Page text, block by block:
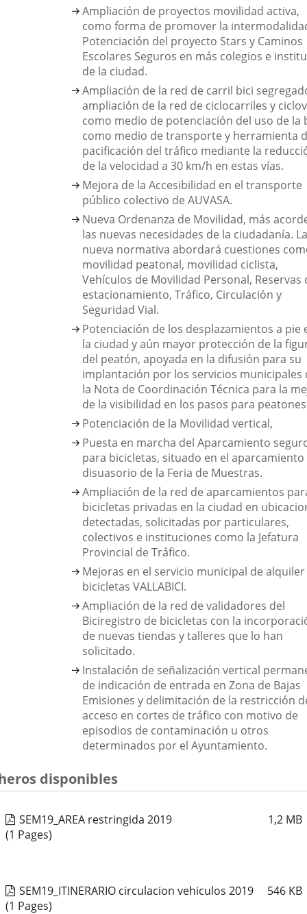
Ampliación de proyectos movilidad activa,
como forma de promover la
Potenciación del proyecto Stars y Caminos
Escolares Seguros en más colegios e
de la ciudad.
Ampliación de la red de carril bici
ampliación de la red de ciclocarriles y
como medio de potenciación del uso de la
como medio de transporte y herramienta
pacificación del tráfico mediante la
de la velocidad a 30 km/h en estas vías.
Mejora de la Accesibilidad en el transporte
público colectivo de AUVASA.
Nueva Ordenanza de Movilidad, más
las nuevas necesidades de la ciudadanía. La
nueva normativa abordará cuestiones
movilidad peatonal, movilidad ciclista,
Vehículos de Movilidad Personal, Reservas
estacionamiento, Tráfico, Circulación y
Seguridad Vial.
Potenciación de los desplazamientos a pie
la ciudad y aún mayor protección de la
del peatón, apoyada en la difusión para su
implantación por los servicios municipales
la Nota de Coordinación Técnica para la
de la visibilidad en los pasos para
Potenciación de la Movilidad vertical,
Puesta en marcha del Aparcamiento
para bicicletas, situado en el aparcamiento
disuasorio de la Feria de Muestras.
Ampliación de la red de aparcamientos
bicicletas privadas en la ciudad en
detectadas, solicitadas por particulares,
colectivos e instituciones como la Jefatura
Provincial de Tráfico.
Mejoras en el servicio municipal de
bicicletas VALLABICI.
Ampliación de la red de validadores del
Biciregistro de bicicletas con la
de nuevas tiendas y talleres que lo han
solicitado.
Instalación de señalización vertical
de indicación de entrada en Zona de Bajas
Emisiones y delimitación de la restricción
acceso en cortes de tráfico con motivo de
episodios de contaminación u otros
determinados por el Ayuntamiento.
disponibles
SEM19_AREA restringida 2019 1,2 MB
(1 Pages)
SEM19_ITINERARIO circulacion vehiculos 2019 546 KB
(1 Pages)